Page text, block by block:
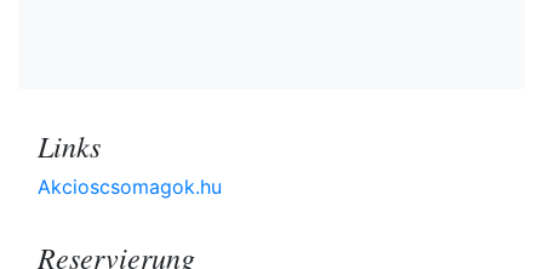
Links
Akcioscsomagok.hu
Reservierung